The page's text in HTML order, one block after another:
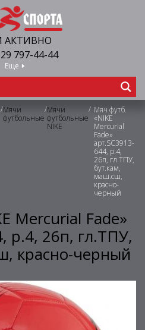
АКТИВНО
797-44-44
Еще
/Мячи
футбольные
/Мячи
футбольные
NIKE
/ Мяч футб.
«NIKE
Mercurial
Fade»
арт.SC3913-
644, р.4,
26п, гл.ТПУ,
бут.кам,
маш.сш,
красно-
черный
Mercurial Fade»
р.4, 26п, гл.ТПУ,
красно-черный